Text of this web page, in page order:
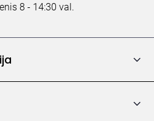
8 - 14:30 val.